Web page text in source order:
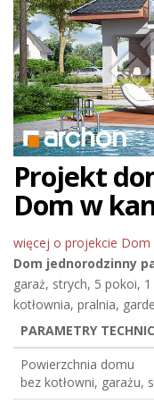
Projekt
Dom w
więcej o projekcie Dom
Dom jednorodzinny
garaż, strych, 5 pokoi,
kotłownia, pralnia,
PARAMETRY
Powierzchnia domu
bez kotłowni, garażu,